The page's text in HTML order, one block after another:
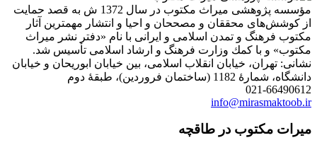
مؤسسه پژوهشی میراث مكتوب در سال 1372 ش به قصد حمایت
از كوشش‌های محققان و مصححان و احیا و انتشار مهمترین آثار
مكتوب فرهنگ و تمدن اسلامی و ایرانی با نام «دفتر نشر میراث
مكتوب» و با كمك وزارت فرهنگ و ارشاد اسلامی تأسیس شد.
نشانی: تهران، خیابان انقلاب اسلامی، بین خیابان ابوریحان و خیابان
دانشگاه، شمارۀ 1182 (ساختمان فروردین)، طبقۀ دوم
021-66490612
info@mirasmaktoob.ir
میرات مکتوب در طاقچه